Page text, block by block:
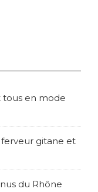
tous en mode
ferveur gitane et
du Rhône